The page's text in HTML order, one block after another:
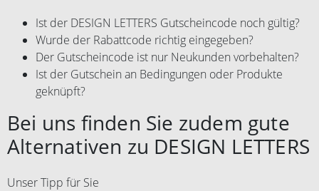
Ist der DESIGN LETTERS Gutscheincode noch gültig?
Wurde der Rabattcode richtig eingegeben?
Der Gutscheincode ist nur Neukunden vorbehalten?
Ist der Gutschein an Bedingungen oder Produkte
geknüpft?
Bei uns finden Sie zudem gute
Alternativen zu DESIGN LETTERS
Unser Tipp für Sie